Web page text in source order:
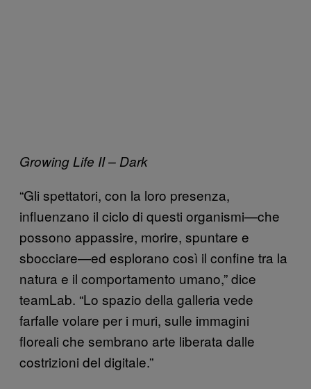
Growing Life II – Dark
“Gli spettatori, con la loro presenza,
influenzano il ciclo di questi organismi—che
possono appassire, morire, spuntare e
sbocciare—ed esplorano così il confine tra la
natura e il comportamento umano,” dice
teamLab. “Lo spazio della galleria vede
farfalle volare per i muri, sulle immagini
floreali che sembrano arte liberata dalle
costrizioni del digitale.”